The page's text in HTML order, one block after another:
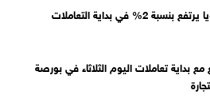
2% في بداية التعاملات
مع بداية تعاملات اليوم الثلاثاء في بورصة